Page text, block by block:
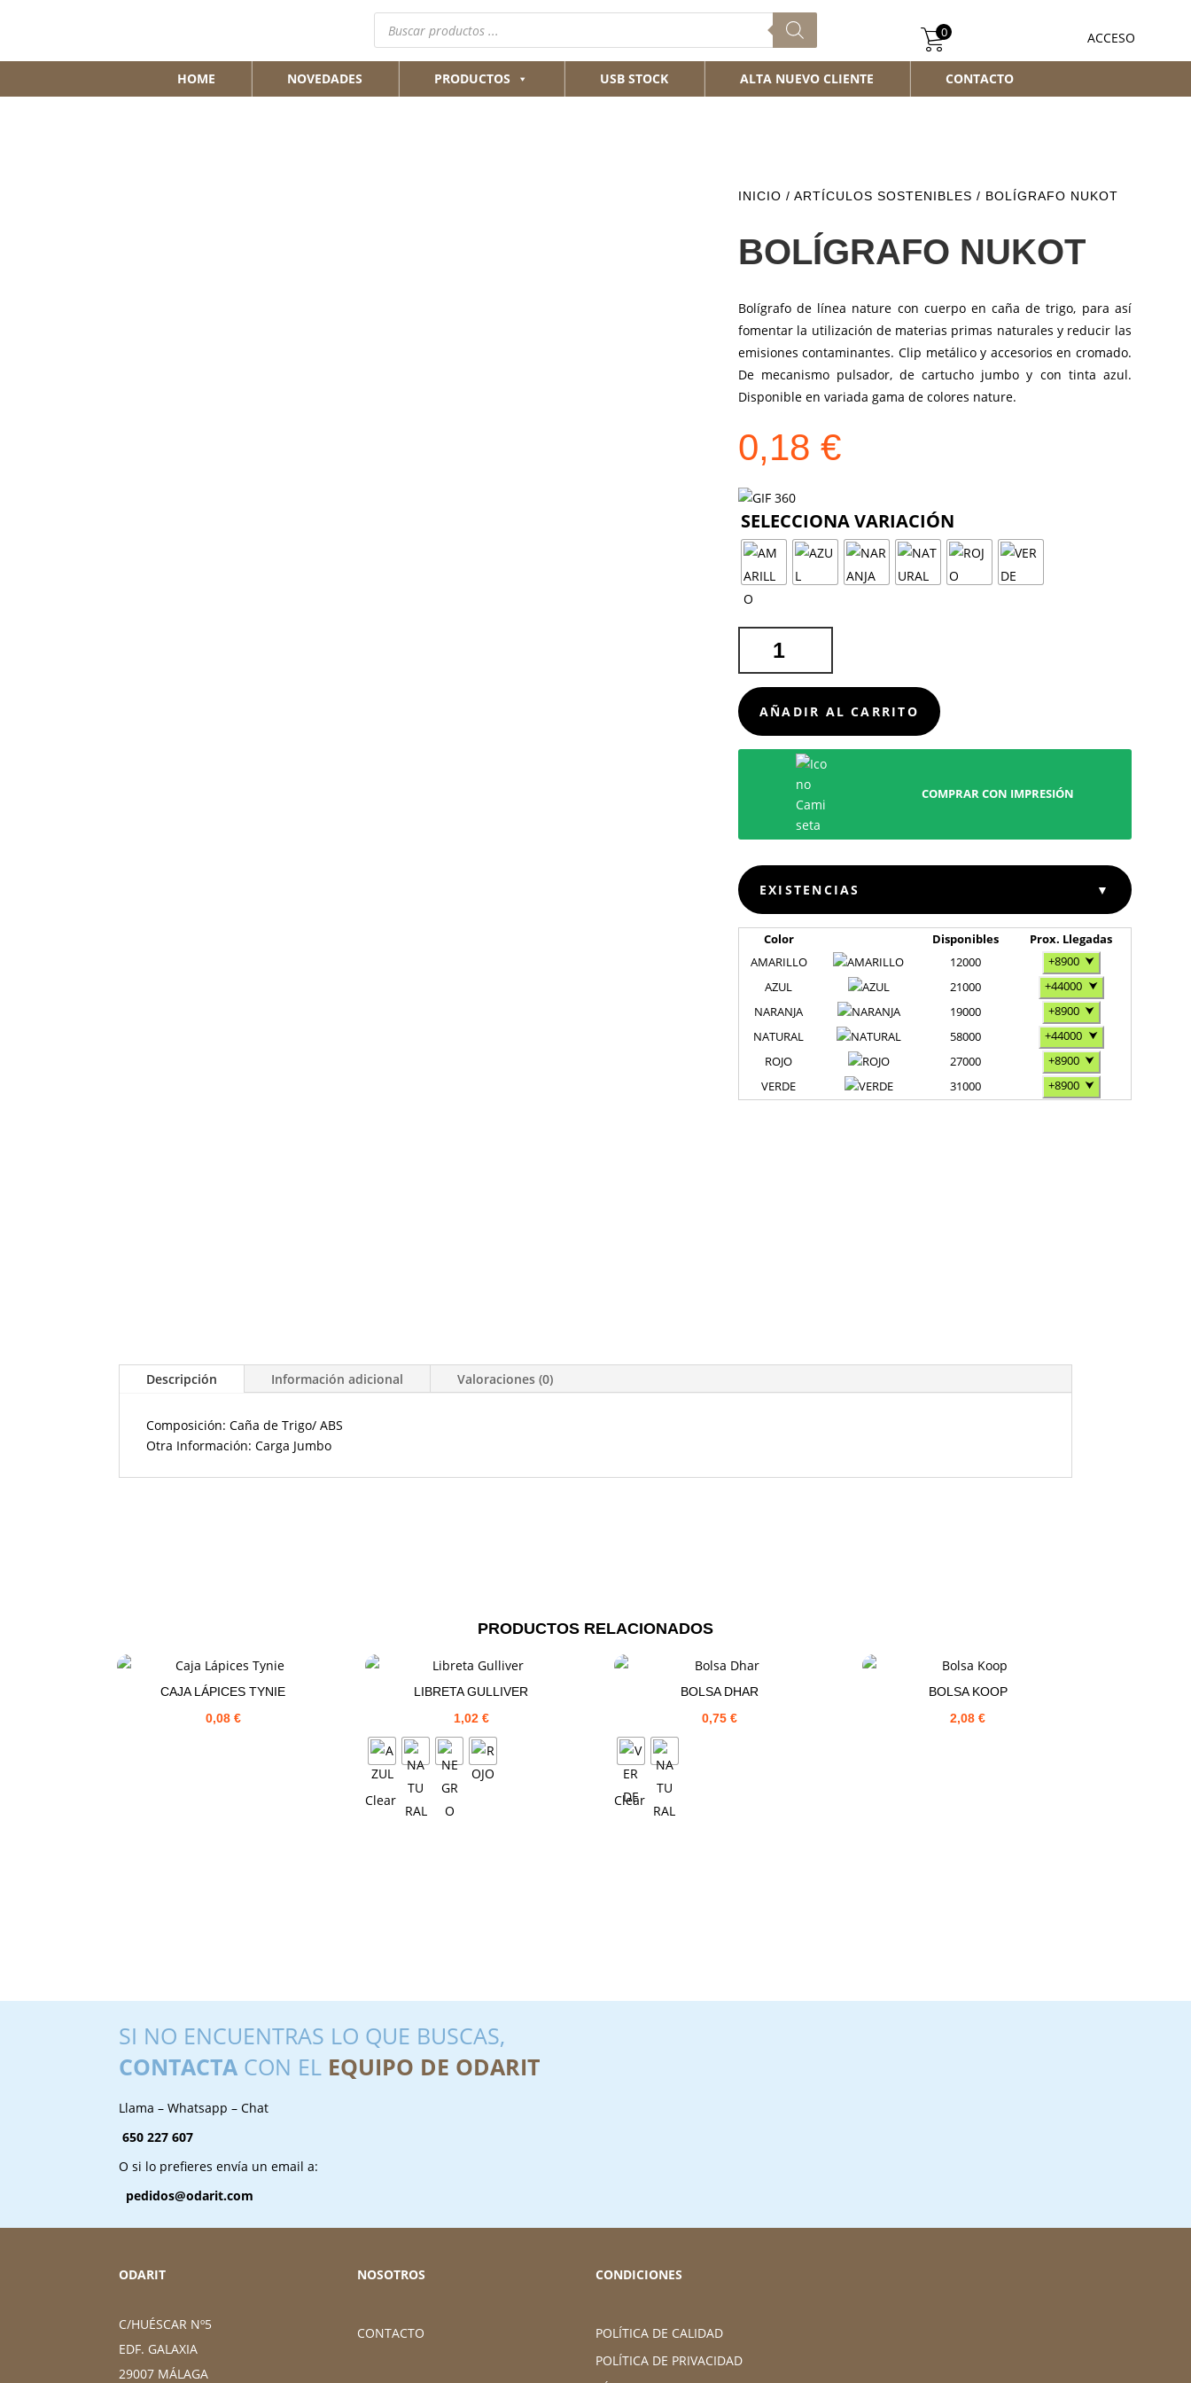
Búsqueda
productos ACCESO
0
HOME NOVEDADES PRODUCTOS USB STOCK ALTA NUEVO CLIENTE CONTACTO
INICIO / ARTÍCULOS SOSTENIBLES / BOLÍGRAFO NUKOT
BOLÍGRAFO NUKOT
Bolígrafo de línea nature con cuerpo en caña de trigo, para así
fomentar la utilización de materias primas naturales y reducir las
emisiones contaminantes. Clip metálico y accesorios en cromado.
De mecanismo pulsador, de cartucho jumbo y con tinta azul.
Disponible en variada gama de colores nature.
0,18 €
NUKOT
CANTIDAD
AÑADIR AL CARRITO
COMPRAR CON IMPRESIÓN
EXISTENCIAS ▼
Color Disponibles
Prox. Llegadas
AMARILLO
12000 +8900 ⮟
AZUL
21000 +44000 ⮟
NARANJA
19000 +8900 ⮟
NATURAL
58000 +44000 ⮟
ROJO
27000 +8900 ⮟
VERDE
31000 +8900 ⮟
Descripción Información adicional Valoraciones (0)
Composición: Caña de Trigo/ ABS
Otra Información: Carga Jumbo
PRODUCTOS RELACIONADOS
CAJA LÁPICES TYNIE
0,08 €
LIBRETA GULLIVER
1,02 €
Clear
BOLSA DHAR
0,75€
Clear
BOLSA KOOP
2,08€
SI NO ENCUENTRAS LO QUE BUSCAS,
CONTACTA CON EL EQUIPO DE ODARIT
Llama – Whatsapp – Chat
650 227 607
O si lo prefieres envía un email a:
pedidos@odarit.com
ODARIT
C/HUÉSCAR Nº5
EDF. GALAXIA
29007 MÁLAGA
NOSOTROS
CONTACTO
CONDICIONES
POLÍTICA DE CALIDAD
POLÍTICA DE PRIVACIDAD